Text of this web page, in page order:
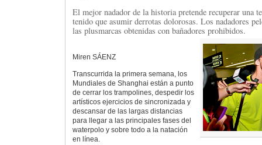
El mejor nadador de la historia pretende recuperar una
tenido que asumir derrotas dolorosas. Los nadadores
las plusmarcas obtenidas con bañadores prohibidos.
Miren SÁENZ
Transcurrida la primera semana, los
Mundiales de Shanghai están a punto
de cerrar los trampolines, despedir los
artísticos ejercicios de sincronizada y
descansar de las largas distancias
para llegar a las principales fases del
waterpolo y sobre todo a la natación
en línea.